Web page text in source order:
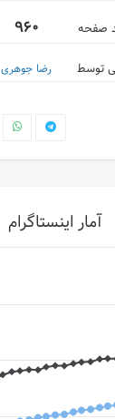
صفحه 960
توسط رضا جوهری
آمار اینستاگرام